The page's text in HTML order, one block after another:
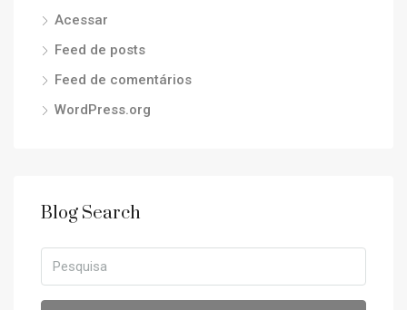
Acessar
Feed de posts
Feed de comentários
WordPress.org
Blog Search